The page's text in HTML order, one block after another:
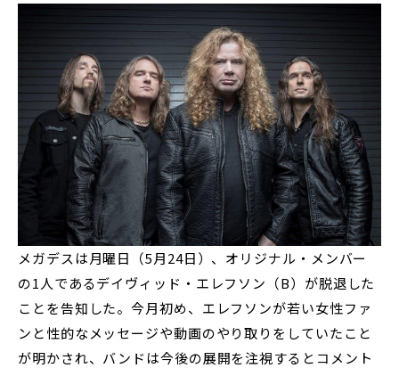
メガデスは月曜日（5月24日）、オリジナル・メンバー
の1人であるデイヴィッド・エレフソン（B）が脱退した
ことを告知した。今月初め、エレフソンが若い女性ファ
ンと性的なメッセージや動画のやり取りをしていたこと
が明かされ、バンドは今後の展開を注視するとコメント